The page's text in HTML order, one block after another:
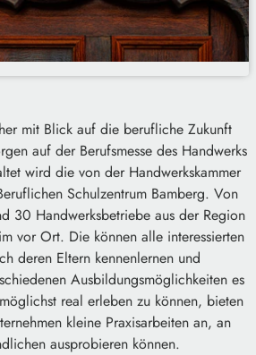
mit Blick auf die berufliche Zukunft
auf der Berufsmesse des Handwerks
wird die von der Handwerkskammer
Schulzentrum Bamberg. Von
30 Handwerksbetriebe aus der Region
vor Ort. Die können alle interessierten
deren Eltern kennenlernen und
Ausbildungsmöglichkeiten es
real erleben zu können, bieten
kleine Praxisarbeiten an, an
ausprobieren können.